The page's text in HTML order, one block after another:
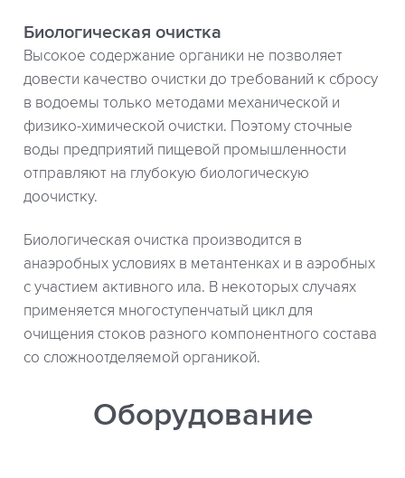
Биологическая очистка
Высокое содержание органики не позволяет
довести качество очистки до требований к сбросу
в водоемы только методами механической и
физико-химической очистки. Поэтому сточные
воды предприятий пищевой промышленности
отправляют на глубокую биологическую
доочистку.
Биологическая очистка производится в
анаэробных условиях в метантенках и в аэробных
с участием активного ила. В некоторых случаях
применяется многоступенчатый цикл для
очищения стоков разного компонентного состава
со сложноотделяемой органикой.
Оборудование